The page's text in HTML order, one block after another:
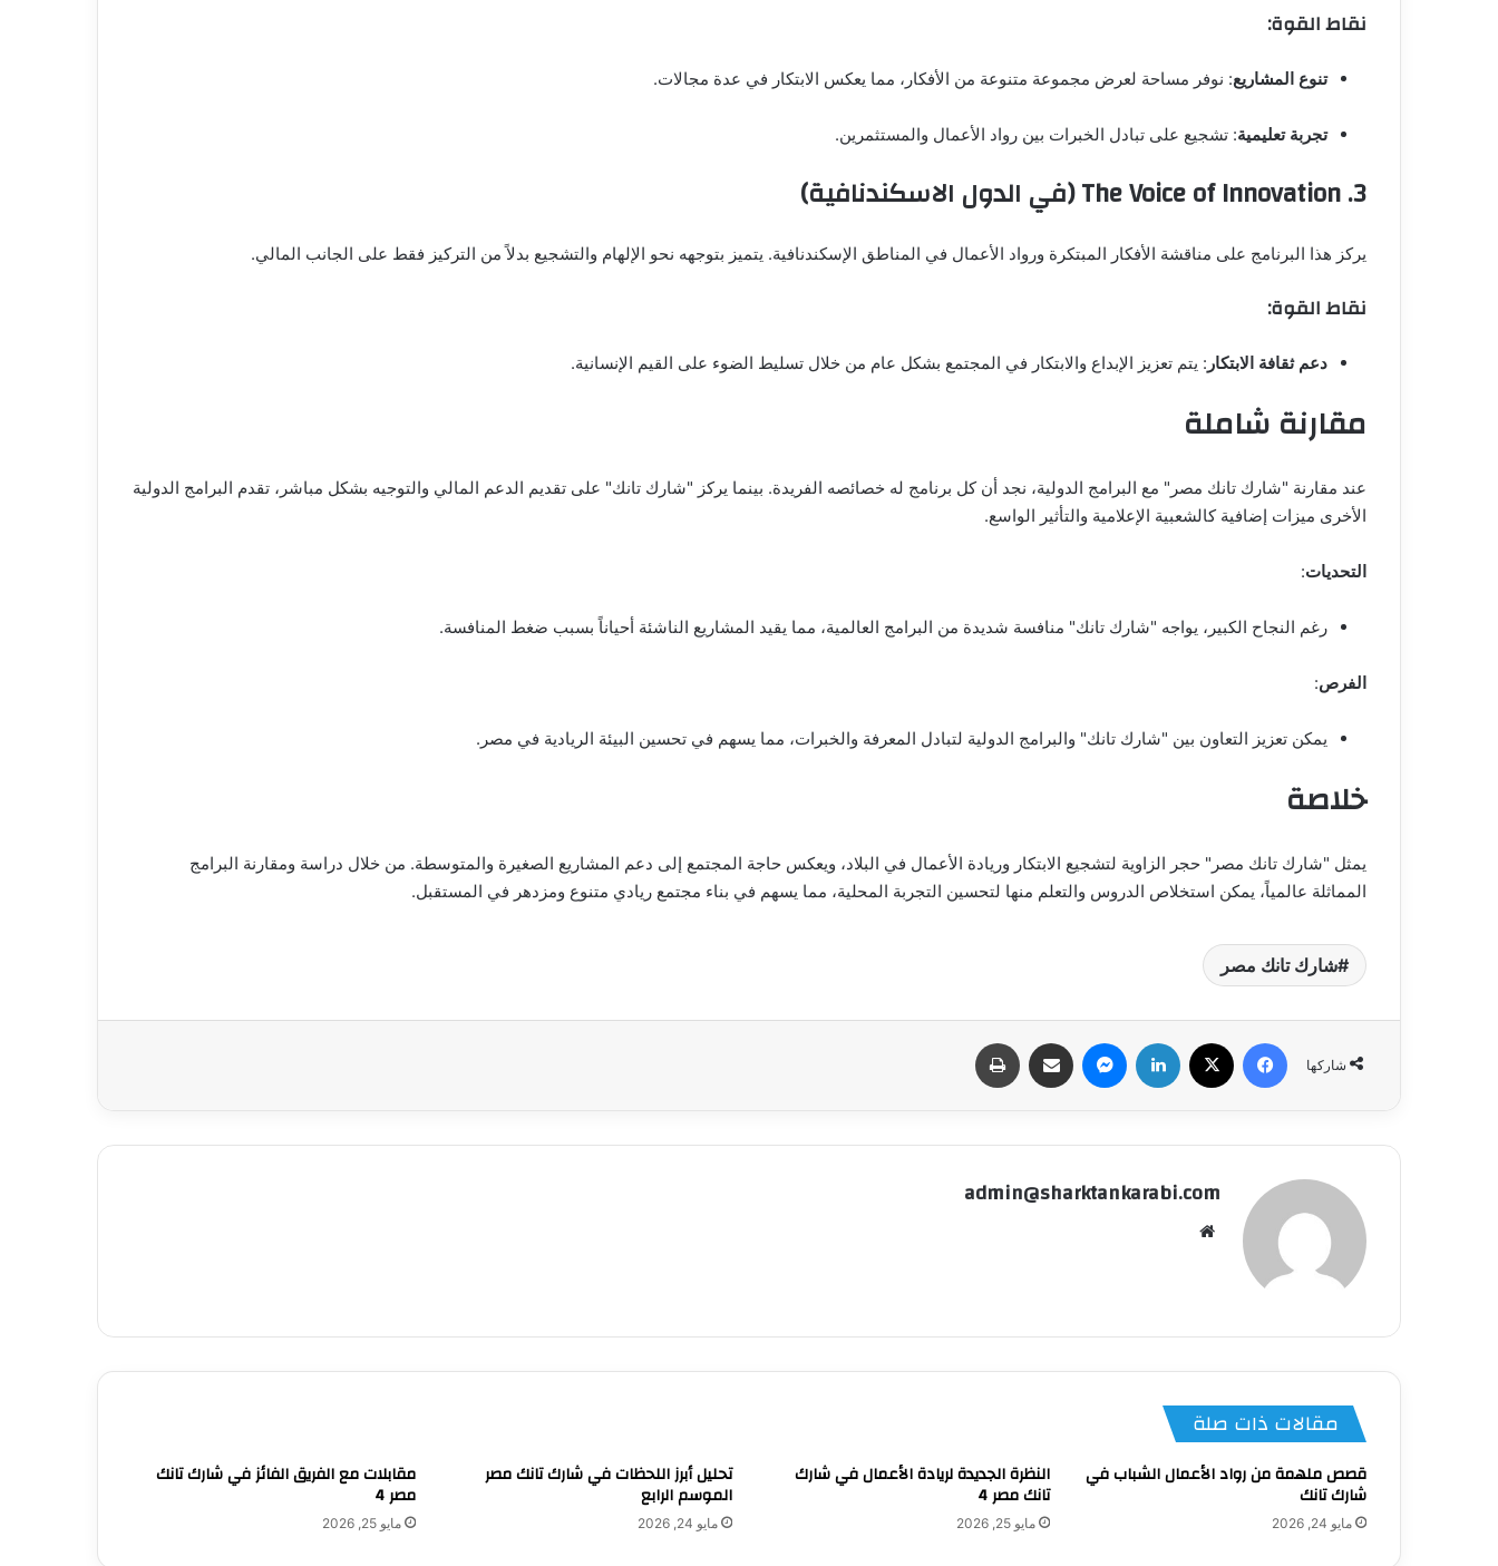
نقاط القوة:
تنوع المشاريع: نوفر مساحة لعرض مجموعة متنوعة من الأفكار، مما يعكس الابتكار في عدة مجالات.
تجربة تعليمية: تشجيع على تبادل الخبرات بين رواد الأعمال والمستثمرين.
3. The Voice of Innovation (في الدول الاسكندنافية)
يركز هذا البرنامج على مناقشة الأفكار المبتكرة ورواد الأعمال في المناطق الإسكندنافية. يتميز بتوجهه نحو الإلهام والتشجيع بدلاً من التركيز فقط على الجانب المالي.
نقاط القوة:
دعم ثقافة الابتكار : يتم تعزيز الإبداع والابتكار في المجتمع بشكل عام من خلال تسليط الضوء على القيم الإنسانية.
مقارنة شاملة
عند مقارنة "شارك تانك مصر" مع البرامج الدولية، نجد أن كل برنامج له خصائصه الفريدة. بينما يركز "شارك تانك" على تقديم الدعم المالي والتوجيه بشكل مباشر، تقدم البرامج الدولية
الأخرى ميزات إضافية كالشعبية الإعلامية والتأثير الواسع.
التحديات:
رغم النجاح الكبير، يواجه "شارك تانك" منافسة شديدة من البرامج العالمية، مما يقيد المشاريع الناشئة أحياناً بسبب ضغط المنافسة.
الفرص:
يمكن تعزيز التعاون بين "شارك تانك" والبرامج الدولية لتبادل المعرفة والخبرات، مما يسهم في تحسين البيئة الريادية في مصر.
خلاصة
يمثل "شارك تانك مصر" حجر الزاوية لتشجيع الابتكار وريادة الأعمال في البلاد، ويعكس حاجة المجتمع إلى دعم المشاريع الصغيرة والمتوسطة. من خلال دراسة ومقارنة البرامج
المماثلة عالمياً، يمكن استخلاص الدروس والتعلم منها لتحسين التجربة المحلية، مما يسهم في بناء مجتمع ريادي متنوع ومزدهر في المستقبل.
شارك تانك مصر
شاركها
فيسبوك لينكدإن ماسنجر مشاركة عبر البريد
admin@sharktankarabi.com
مقالات ذات صلة
قصص ملهمة من رواد الأعمال الشباب في
شارك تانك
مايو 24, 2026
النظرة الجديدة لريادة الأعمال في شارك
تانك مصر 4
مايو 25, 2026
تحليل أبرز اللحظات في شارك تانك مصر
الموسم الرابع
مايو 24, 2026
مقابلات مع الفريق الفائز في شارك تانك
مصر 4
مايو 25, 2026